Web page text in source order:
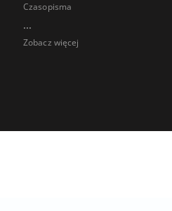
Czasopisma
...
Zobacz więcej